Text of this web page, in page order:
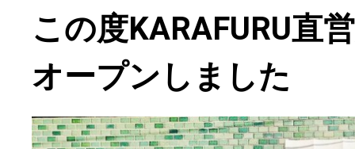
この度KARAFURU直
オープンしました